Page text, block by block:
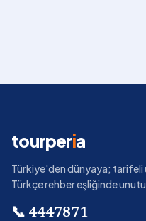
tourperia
Türkiye'den dünyaya; tarifeli
Türkçe rehber eşliğinde
📞 4447871